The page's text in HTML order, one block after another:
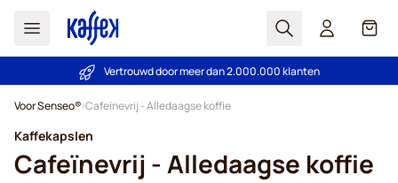
Zoek Cart
Prijsgarantie - Altijd eerlijke prijzen
Vertrouwd door meer dan 2.000.000 klanten
Voor Senseo® Cafeïnevrij - Alledaagse koffie
Kaffekapslen
Cafeïnevrij - Alledaagse koffie